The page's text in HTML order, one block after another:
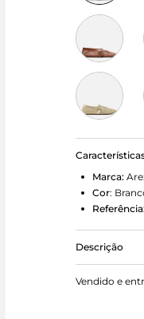
Marca:
Cor:
Referência:
Descrição
Sapatilha
salto
Vendido e